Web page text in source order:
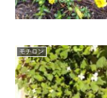
モチロン